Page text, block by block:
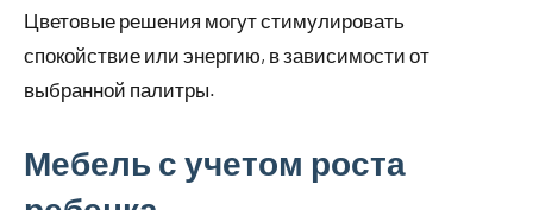
Цветовые решения могут стимулировать
спокойствие или энергию, в зависимости от
выбранной палитры.
Мебель с учетом роста